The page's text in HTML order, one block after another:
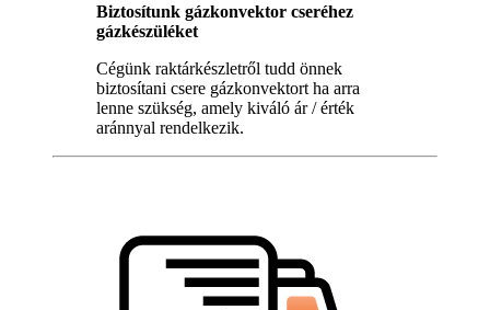
Biztosítunk gázkonvektor cseréhez
gázkészüléket
Cégünk raktárkészletről tudd önnek
biztosítani csere gázkonvektort ha arra
lenne szükség, amely kiváló ár / érték
aránnyal rendelkezik.